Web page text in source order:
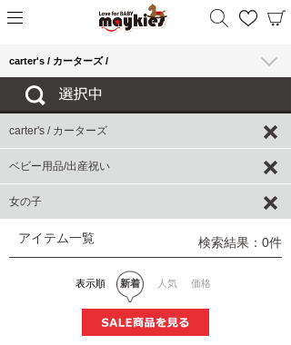
carter's / カーターズ /
carter's / カーターズ
ベビー用品/出産祝い
女の子
アイテム一覧 検索結果：0件
表示順 新着 人気 価格